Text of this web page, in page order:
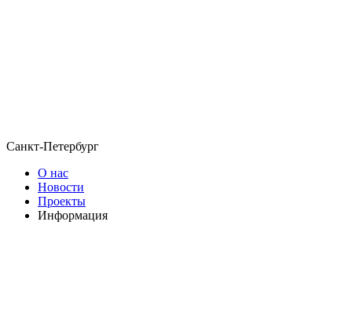
Санкт-Петербург
О нас
Новости
Проекты
Информация